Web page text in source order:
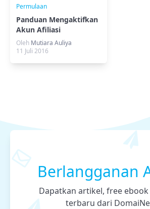
Permulaan
Panduan Mengaktifkan
Akun Afiliasi
DomaiNesia
Oleh Mutiara Auliya
11 Juli 2016
Berlangganan
Dapatkan artikel, free
terbaru dari